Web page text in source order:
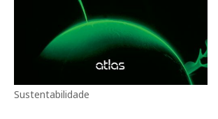
Sustentabilidade